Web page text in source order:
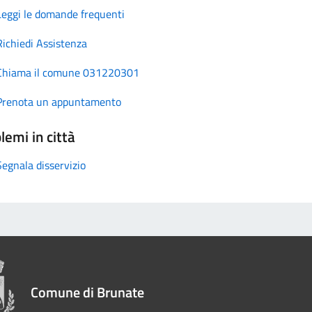
le domande frequenti
Assistenza
il comune 031220301
un appuntamento
in città
disservizio
Comune di Brunate